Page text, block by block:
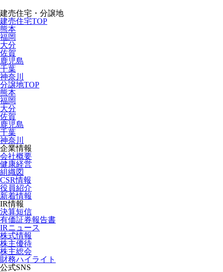
建売住宅・分譲地
建売住宅TOP
熊本
福岡
大分
佐賀
鹿児島
千葉
神奈川
分譲地TOP
熊本
福岡
大分
佐賀
鹿児島
千葉
神奈川
企業情報
会社概要
健康経営
組織図
CSR情報
役員紹介
新着情報
IR情報
決算短信
有価証券報告書
IRニュース
株式情報
株主優待
株主総会
財務ハイライト
公式SNS